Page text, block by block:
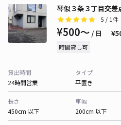
琴似３条３丁目交差
5 / 1件
¥500〜 / 日
時間貸し可
貸出時間
24時間営業
タイプ
平置き
長さ
450cm 以下
車幅
200cm 以下